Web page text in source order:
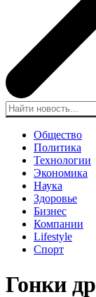
Общество
Политика
Технологии
Экономика
Наука
Здоровье
Бизнес
Компании
Lifestyle
Спорт
Гонки